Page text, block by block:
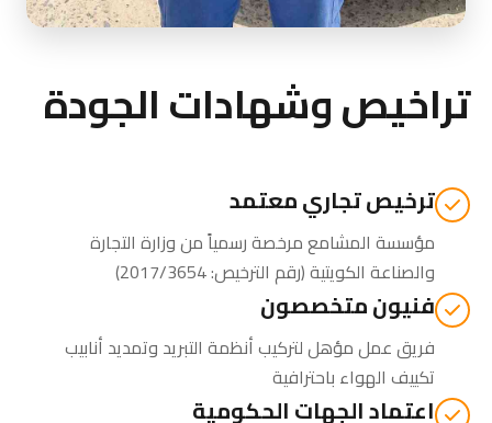
تراخيص وشهادات الجودة
ترخيص تجاري معتمد
مؤسسة المشامع مرخصة رسمياً منوزارة التجارة
والصناعة الكويتية(رقم الترخيص: 2017/3654)
فنيون متخصصون
فريق عمل مؤهل لتركيب أنظمة التبريد وتمديد أنابيب
تكييف الهواء باحترافية
اعتماد الجهات الحكومية